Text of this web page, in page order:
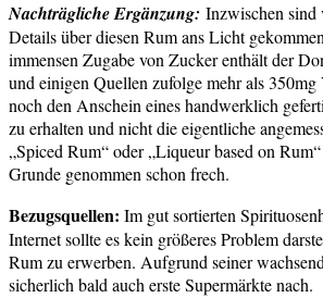
Nachträgliche Ergänzung: Inzwischen sind
Details über diesen Rum ans Licht
immensen Zugabe von Zucker enthält der
und einigen Quellen zufolge mehr als
noch den Anschein eines handwerklich
zu erhalten und nicht die eigentliche
„Spiced Rum“ oder „Liqueur based on
Grunde genommen schon frech.
Bezugsquellen: Im gut sortierten
Internet sollte es kein größeres Problem
Rum zu erwerben. Aufgrund seiner
sicherlich bald auch erste Supermärkte nach.